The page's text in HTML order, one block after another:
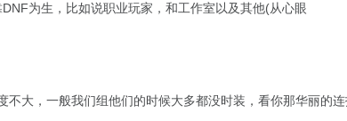
为生，比如说职业玩家，和工作室以及其他(从心眼
大，一般我们组他们的时候大多都没时装，看你那华丽的